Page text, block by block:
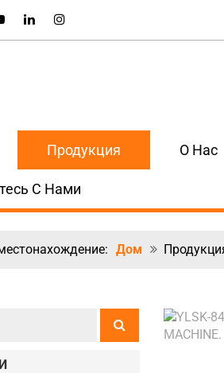
Продукция О Нас
С Нами
Дом